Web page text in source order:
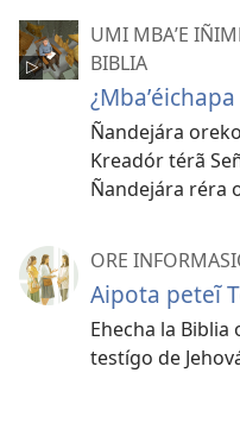
UMI MBAʼE
BIBLIA
Ñandejára
Kreadór térã
Ñandejára réra
ORE
Aipota peteĩ
Ehecha la Biblia
testígo de